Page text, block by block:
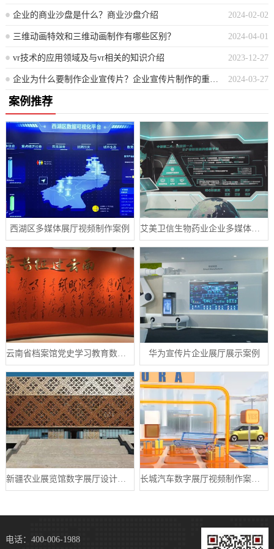
2024-02-02
企业的商业沙盘是什么？商业沙盘介绍
2024-04-01
三维动画特效和三维动画制作有哪些区别？
2023-12-27
vr技术的应用领域及与vr相关的知识介绍
2024-03-27
企业为什么要制作企业宣传片？企业宣传片制作的重要性
案例推荐
西湖区多媒体展厅视频制作案例
云南省档案馆党史学习教育数字展厅案例 华为宣传片企业展厅展示案例
新疆农业展览馆数字展厅设计案例
电话：400-006-1988